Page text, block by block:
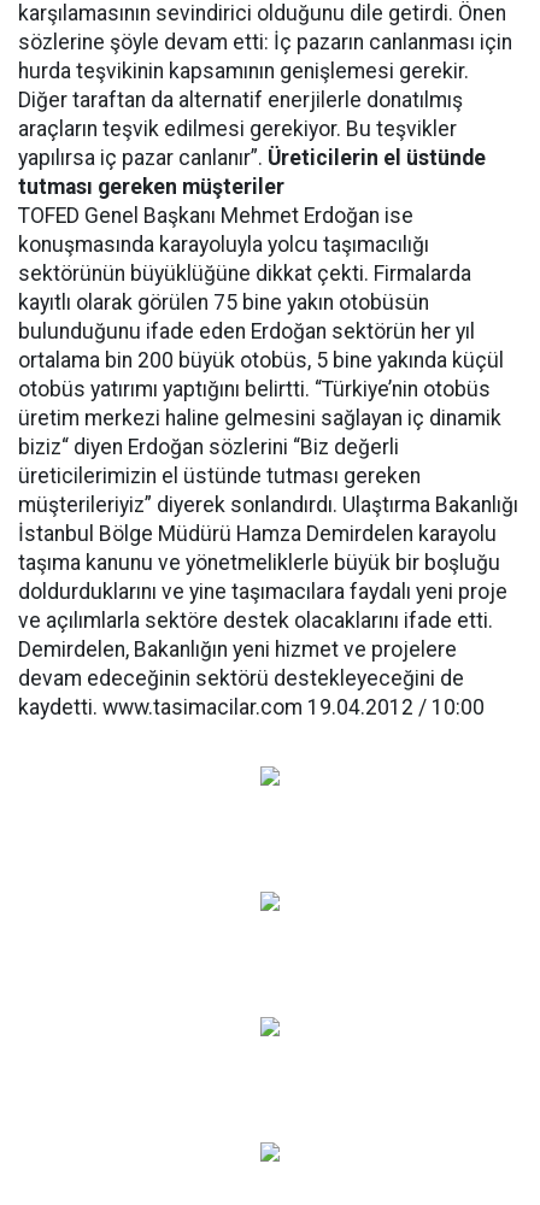
karşılamasının sevindirici olduğunu dile getirdi. Önen
sözlerine şöyle devam etti: İç pazarın canlanması için
hurda teşvikinin kapsamının genişlemesi gerekir.
Diğer taraftan da alternatif enerjilerle donatılmış
araçların teşvik edilmesi gerekiyor. Bu teşvikler
yapılırsa iç pazar canlanır”. Üreticilerin el üstünde
tutması gereken müşteriler
TOFED Genel Başkanı Mehmet Erdoğan ise
konuşmasında karayoluyla yolcu taşımacılığı
sektörünün büyüklüğüne dikkat çekti. Firmalarda
kayıtlı olarak görülen 75 bine yakın otobüsün
bulunduğunu ifade eden Erdoğan sektörün her yıl
ortalama bin 200 büyük otobüs, 5 bine yakında küçül
otobüs yatırımı yaptığını belirtti. “Türkiye’nin otobüs
üretim merkezi haline gelmesini sağlayan iç dinamik
biziz“ diyen Erdoğan sözlerini “Biz değerli
üreticilerimizin el üstünde tutması gereken
müşterileriyiz” diyerek sonlandırdı. Ulaştırma Bakanlığı
İstanbul Bölge Müdürü Hamza Demirdelen karayolu
taşıma kanunu ve yönetmeliklerle büyük bir boşluğu
doldurduklarını ve yine taşımacılara faydalı yeni proje
ve açılımlarla sektöre destek olacaklarını ifade etti.
Demirdelen, Bakanlığın yeni hizmet ve projelere
devam edeceğinin sektörü destekleyeceğini de
kaydetti. www.tasimacilar.com 19.04.2012 / 10:00